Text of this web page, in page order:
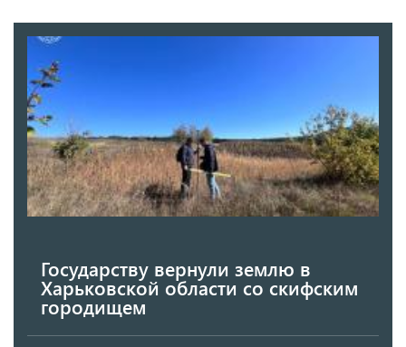
Государству вернули землю в
Харьковской области со скифским
городищем